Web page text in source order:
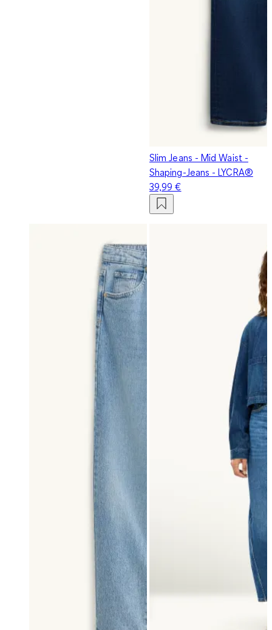
Slim Jeans - Mid Waist -
Shaping-Jeans - LYCRA®
39,99 €